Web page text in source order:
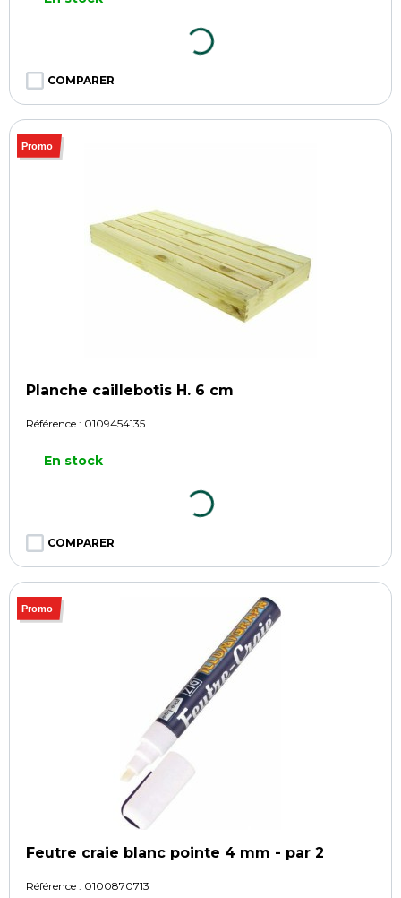
COMPARER
Promo
Planche caillebotis H. 6 cm
Référence : 0109454135
En stock
COMPARER
Promo
Feutre craie blanc pointe 4 mm - par 2
Référence : 0100870713